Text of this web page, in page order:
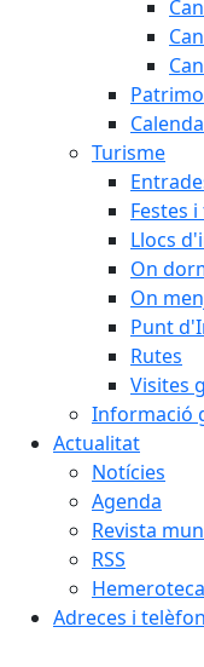
Turisme
Festes
Llocs
On
On
Punt
Rutes
Visites
Informació
Actualitat
Notícies
Agenda
Revista
RSS
Hemeroteca
Adreces i